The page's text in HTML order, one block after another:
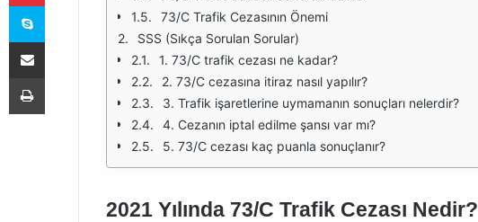
73/C Trafik Cezasının Önemi
SSS (Sıkça Sorulan Sorular)
1. 73/C trafik cezası ne kadar?
2. 73/C cezasına itiraz nasıl yapılır?
3. Trafik işaretlerine uymamanın sonuçları nelerdir?
4. Cezanın iptal edilme şansı var mı?
5. 73/C cezası kaç puanla sonuçlanır?
2021 Yılında 73/C Trafik Cezası Nedir?
Skype
E-Posta ile paylaş